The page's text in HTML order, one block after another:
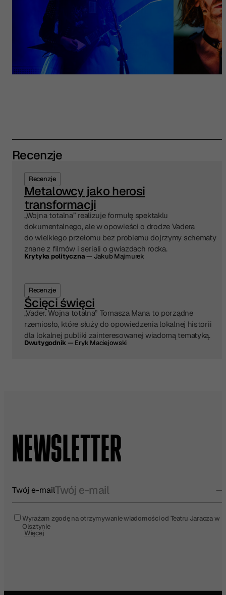
Recenzje
Recenzje
Metalowcy jako herosi
transformacji
„Wojna totalna” realizuje formułę spektaklu
dokumentalnego, ale w opowieści o drodze Vadera
do wielkiego przełomu bez problemu dojrzymy schematy
znane z filmów i seriali o gwiazdach rocka.
Krytyka polityczna— Jakub Majmurek
Recenzje
Ścięci święci
⁠„Vader. Wojna totalna” Tomasza Mana to porządne
rzemiosło, które służy do opowiedzenia lokalnej historii
dla lokalnej publiki zainteresowanej wiadomą tematyką.
Dwutygodnik— Eryk Maciejowski
NEWSLETTER
Twój e-mail
Wyrażam zgodę na otrzymywanie wiadomości od Teatru Jaracza w
Olsztynie
Więcej